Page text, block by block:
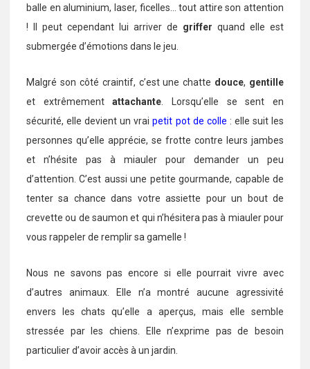
balle en aluminium, laser, ficelles… tout attire son attention
! Il peut cependant lui arriver de griffer quand elle est
submergée d’émotions dans le jeu.
Malgré son côté craintif, c’est une chatte douce, gentille
et extrêmementattachante. Lorsqu’elle se sent en
sécurité, elle devient un vraipetit pot de colle : elle suit les
personnes qu’elle apprécie, se frotte contre leurs jambes
et n’hésite pas à miauler pour demander un peu
d’attention. C’est aussi une petite gourmande, capable de
tenter sa chance dans votre assiette pour un bout de
crevette ou de saumon et qui n’hésitera pas à miauler pour
vous rappeler de remplir sa gamelle !
Nous ne savons pas encore si elle pourrait vivre avec
d’autres animaux. Elle n’a montré aucune agressivité
envers les chats qu’elle a aperçus, mais elle semble
stressée par les chiens. Elle n’exprime pas de besoin
particulier d’avoir accès à un jardin.